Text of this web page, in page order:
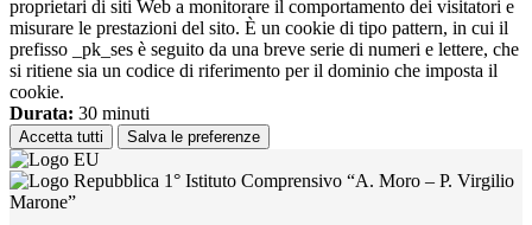
proprietari di siti Web a monitorare il comportamento dei visitatori e
misurare le prestazioni del sito. È un cookie di tipo pattern, in cui il
prefisso _pk_ses è seguito da una breve serie di numeri e lettere, che
si ritiene sia un codice di riferimento per il dominio che imposta il
cookie.
Durata: 30 minuti
Accetta tutti Salva le preferenze
1° Istituto Comprensivo “A. Moro – P. Virgilio
Marone”